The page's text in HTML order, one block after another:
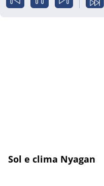
Sol e clima Nyagan